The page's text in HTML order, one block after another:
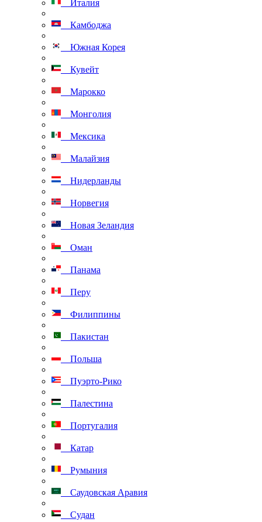
Италия
Камбоджа
Южная Корея
Кувейт
Марокко
Монголия
Мексика
Малайзия
Нидерланды
Норвегия
Новая Зеландия
Оман
Панама
Перу
Филиппины
Пакистан
Польша
Пуэрто-Рико
Палестина
Португалия
Катар
Румыния
Саудовская Аравия
Судан